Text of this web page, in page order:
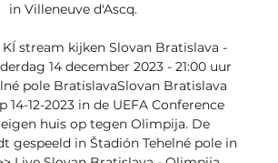
in Villeneuve d'Ascq.
KÍ stream kijken Slovan Bratislava -
14 december 2023 - 21:00 uur
pole BratislavaSlovan Bratislava
14-12-2023 in de UEFA Conference
huis op tegen Olimpija. De
gespeeld in Štadión Tehelné pole in